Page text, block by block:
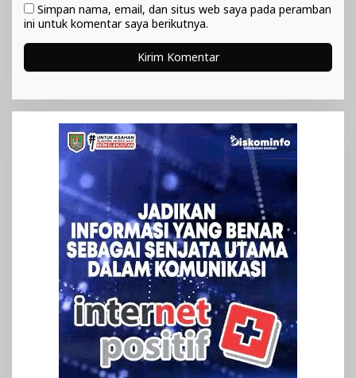
Simpan nama, email, dan situs web saya pada peramban
ini untuk komentar saya berikutnya.